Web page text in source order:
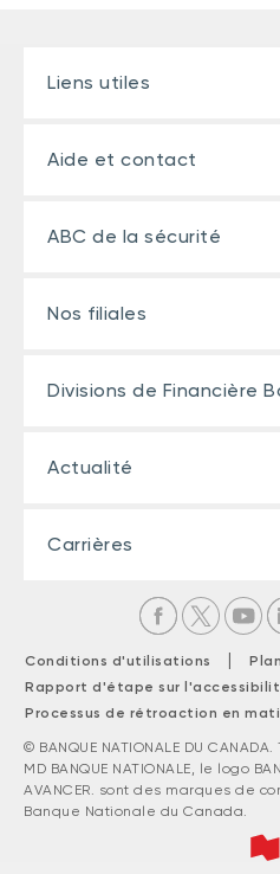
Liens utiles
Aide et contact
ABC de la sécurité
Nos filiales
Divisions de Financière
Actualité
Carrières
Conditions d'utilisations |
Rapport d'étape sur
Processus de rétroaction en
© BANQUE NATIONALE DU
MD BANQUE NATIONALE, le logo
AVANCER. sont des marques de
Banque Nationale du Canada.